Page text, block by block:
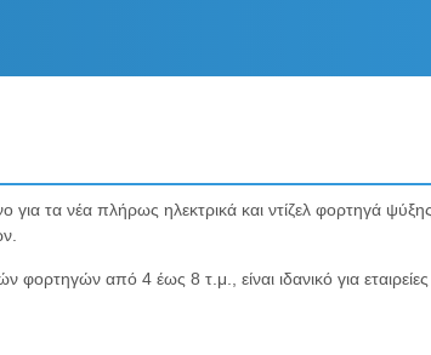
για τα νέα πλήρως ηλεκτρικά και ντίζελ φορτηγά
φορτηγών από 4 έως 8 τ.μ., είναι ιδανικό για